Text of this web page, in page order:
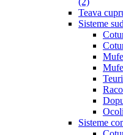
Teava
Sisteme
Sisteme